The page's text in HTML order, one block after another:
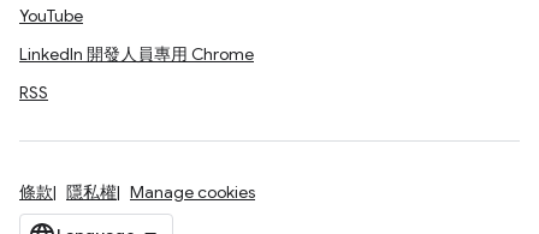
YouTube
LinkedIn 開發人員專用 Chrome
RSS
條款 隱私權 Manage cookies